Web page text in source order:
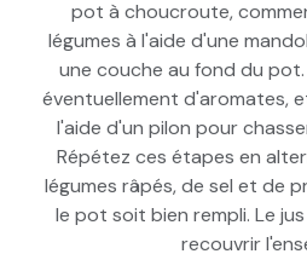
pot à choucroute,
légumes à l'aide d'une
une couche au fond du
éventuellement d'aromates,
l'aide d'un pilon pour
Répétez ces étapes en
légumes râpés, de sel et de
le pot soit bien rempli. Le
recouvrir